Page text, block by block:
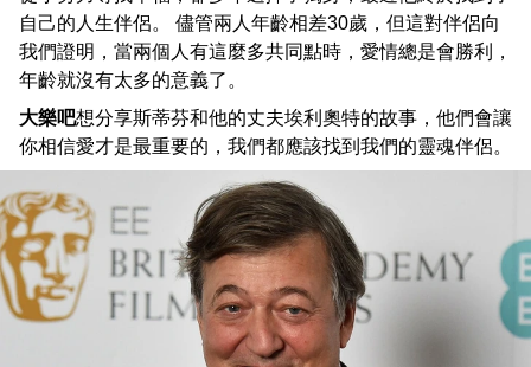
自己的人生伴侶。 儘管兩人年齡相差30歲，但這對伴侶向
我們證明，當兩個人有這麼多共同點時，愛情總是會勝利，
年齡就沒有太多的意義了。
大樂吧想分享斯蒂芬和他的丈夫埃利奧特的故事，他們會讓
你相信愛才是最重要的，我們都應該找到我們的靈魂伴侶。